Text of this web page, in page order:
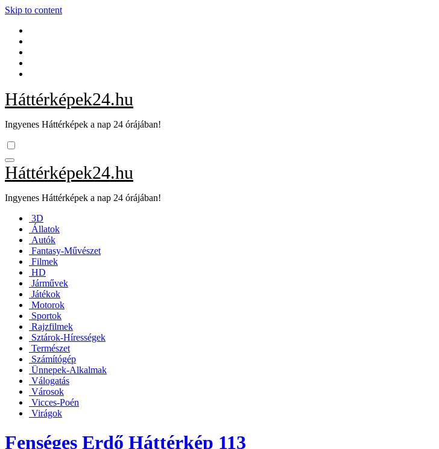
Skip to content
Háttérképek24.hu
Ingyenes Háttérképek a nap 24 órájában!
Háttérképek24.hu
Ingyenes Háttérképek a nap 24 órájában!
3D
Állatok
Autók
Fantasy-Művészet
Filmek
HD
Járművek
Játékok
Motorok
Sportok
Rajzfilmek
Sztárok-Hírességek
Természet
Számítógép
Ünnepek-Alkalmak
Válogatás
Városok
Vicces-Poén
Virágok
Fenséges Erdő Háttérkép 113